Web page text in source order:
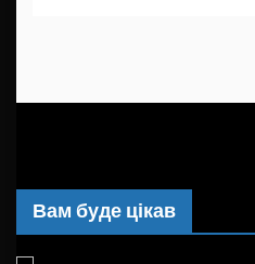
Вам буде цікав